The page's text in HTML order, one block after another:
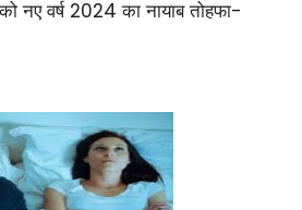
नए वर्ष 2024 का नायाब तोहफा-